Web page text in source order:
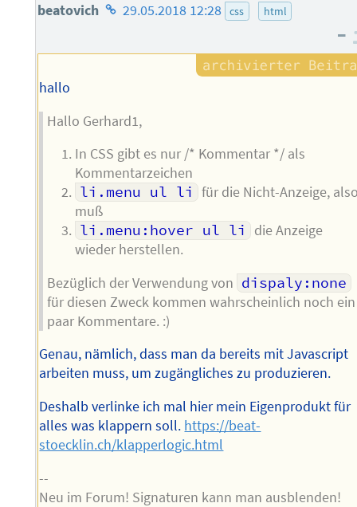
beatovich Homepage
Autors
29.05.2018 12:28 css html
–
hallo
Hallo Gerhard1,
In CSS gibt es nur /* Kommentar */ als
Kommentarzeichen
li.menu ul li für die Nicht-Anzeige,
muß
li.menu:hover ul li
die Anzeige
wieder herstellen.
Bezüglich der Verwendung von dispaly:none
für diesen Zweck kommen wahrscheinlich noch ein
paar Kommentare. :)
Genau, nämlich, dass man da bereits mit Javascript
arbeiten muss, um zugängliches zu produzieren.
Deshalb verlinke ich mal hier mein Eigenprodukt für
alles was klappern soll. https://beat-
stoecklin.ch/klapperlogic.html
--
Neu im Forum! Signaturen kann man ausblenden!